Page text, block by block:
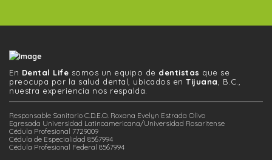
En Dental Life somos un equipo de dentistas que se
preocupa por la salud dental, ubicados en Tijuana , B.C.,
nuestra experiencia nos respalda.
Responsable Sanitario C.D.E.O. Roxana Evelyn Estrada Olivo
Egresada Universidad Latinoamericana/Universidad Rosaritense
Cédula Profesional 7729009
Cédula de Especialidad 8567994
Cédula Profesional Federal 8567994